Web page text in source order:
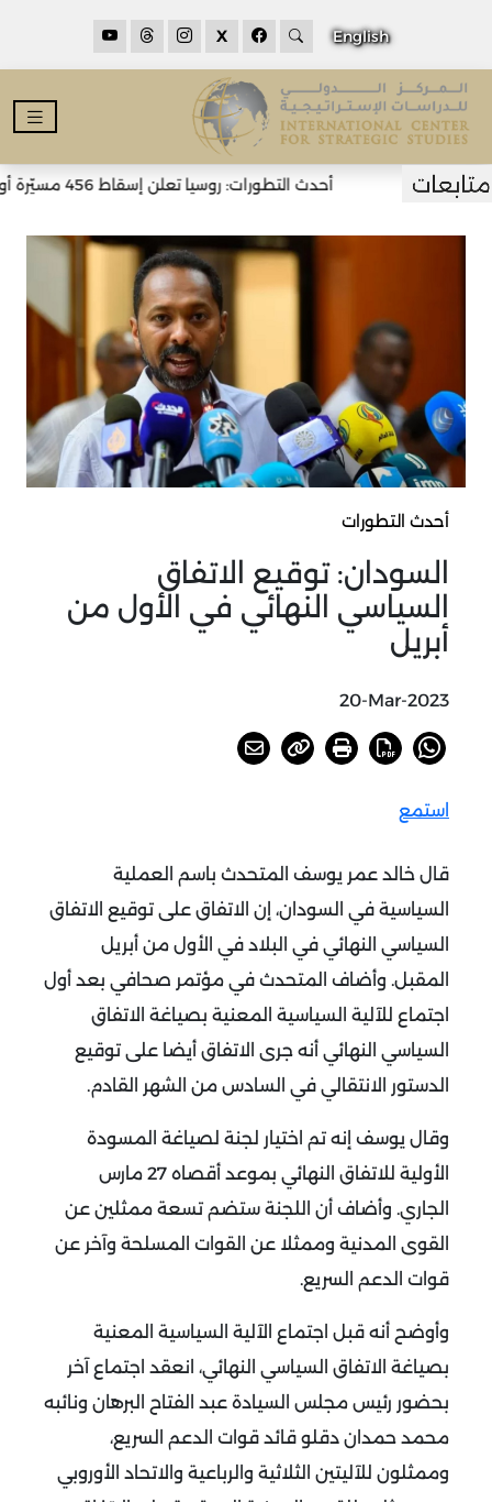
English
X
أحدث التطورات: روسيا تعلن إسقاط 456 مسيّرة أوكرانية خلال الليل وسقوط قتلى
أحدث التطورات
السودان: توقيع الاتفاق
السياسي النهائي في الأول من
أبريل
20-Mar-2023
استمع
قال خالد عمر يوسف المتحدث باسم العملية
السياسية في السودان، إن الاتفاق على توقيع الاتفاق
السياسي النهائي في البلاد في الأول من أبريل
المقبل. وأضاف المتحدث في مؤتمر صحافي بعد أول
اجتماع للآلية السياسية المعنية بصياغة الاتفاق
السياسي النهائي أنه جرى الاتفاق أيضا على توقيع
الدستور الانتقالي في السادس من الشهر القادم.
وقال يوسف إنه تم اختيار لجنة لصياغة المسودة
الأولية للاتفاق النهائي بموعد أقصاه 27 مارس
الجاري. وأضاف أن اللجنة ستضم تسعة ممثلين عن
القوى المدنية وممثلا عن القوات المسلحة وآخر عن
قوات الدعم السريع.
وأوضح أنه قبل اجتماع الآلية السياسية المعنية
بصياغة الاتفاق السياسي النهائي، انعقد اجتماع آخر
بحضور رئيس مجلس السيادة عبد الفتاح البرهان ونائبه
محمد حمدان دقلو قائد قوات الدعم السريع،
وممثلون للآليتين الثلاثية والرباعية والاتحاد الأوروبي